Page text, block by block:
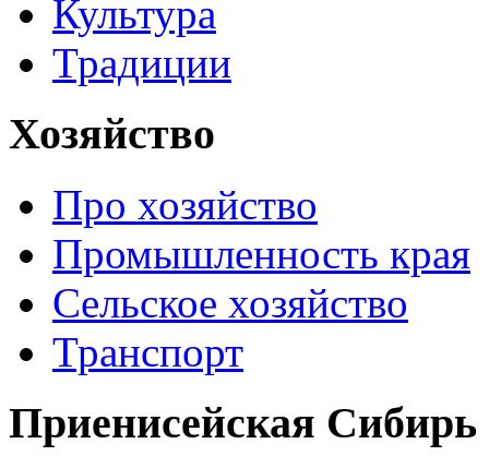
Культура
Традиции
Хозяйство
Про хозяйство
Промышленность края
Сельское хозяйство
Транспорт
Приенисейская Сибирь